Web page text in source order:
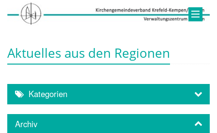
Aktuelles aus den Regionen
Kategorien
Archiv